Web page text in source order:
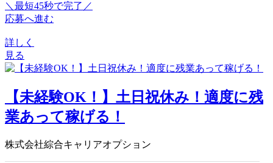
＼最短45秒で完了／
応募へ進む
詳しく
見る
【未経験OK！】土日祝休み！適度に残
業あって稼げる！
株式会社綜合キャリアオプション